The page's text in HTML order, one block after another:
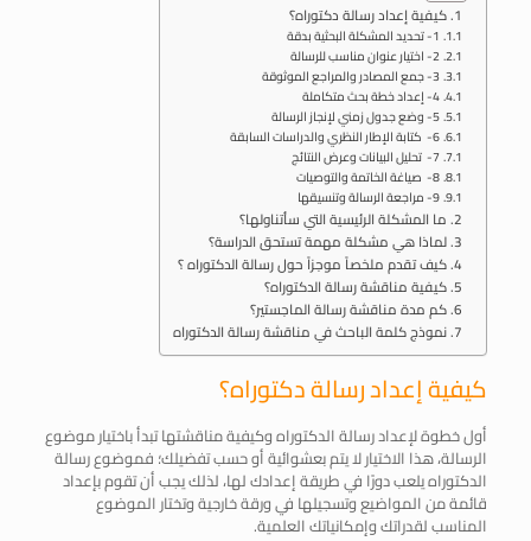
كيفية إعداد رسالة دكتوراه؟
1- تحديد المشكلة البحثية بدقة
2- اختيار عنوان مناسب للرسالة
3- جمع المصادر والمراجع الموثوقة
4- إعداد خطة بحث متكاملة
5- وضع جدول زمني لإنجاز الرسالة
6- كتابة الإطار النظري والدراسات السابقة
7- تحليل البيانات وعرض النتائج
8- صياغة الخاتمة والتوصيات
9- مراجعة الرسالة وتنسيقها
ما المشكلة الرئيسية التي سأتناولها؟
لماذا هي مشكلة مهمة تستحق الدراسة؟
كيف تقدم ملخصاً موجزاً حول رسالة الدكتوراه ؟
كيفية مناقشة رسالة الدكتوراه؟
كم مدة مناقشة رسالة الماجستير؟
نموذج كلمة الباحث في مناقشة رسالة الدكتوراه
كيفية إعداد رسالة دكتوراه؟
أول خطوة لإعداد رسالة الدكتوراه وكيفية مناقشتها تبدأ باختيار موضوع
الرسالة، هذا الاختيار لا يتم بعشوائية أو حسب تفضيلك؛ فموضوع رسالة
الدكتوراه يلعب دورًا في طريقة إعدادك لها، لذلك يجب أن تقوم بإعداد
قائمة من المواضيع وتسجيلها في ورقة خارجية وتختار الموضوع
المناسب لقدراتك وإمكانياتك العلمية.